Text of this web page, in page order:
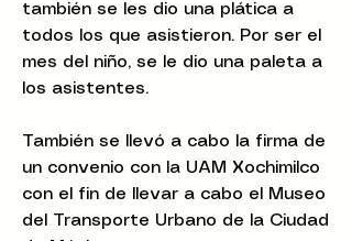
también se les dio una plática a
todos los que asistieron. Por ser el
mes del niño, se le dio una paleta a
los asistentes.
También se llevó a cabo la firma de
un convenio con la UAM Xochimilco
con el fin de llevar a cabo el Museo
del Transporte Urbano de la Ciudad